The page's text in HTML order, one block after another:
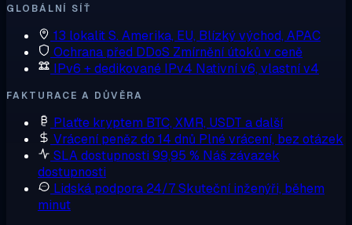
GLOBÁLNÍ SÍŤ
13 lokalitS. Amerika, EU, Blízký východ, APAC
Ochrana před DDoS Zmírnění útoků v ceně
IPv6 + dedikované IPv4 Nativní v6, vlastní v4
FAKTURACE A DŮVĚRA
Plaťte kryptem BTC, XMR, USDT a další
Vrácení peněz do 14 dnů Plné vrácení, bez otázek
SLA dostupnosti 99,95 % Náš závazek
dostupnosti
Lidská podpora 24/7Skuteční inženýři, během
minut